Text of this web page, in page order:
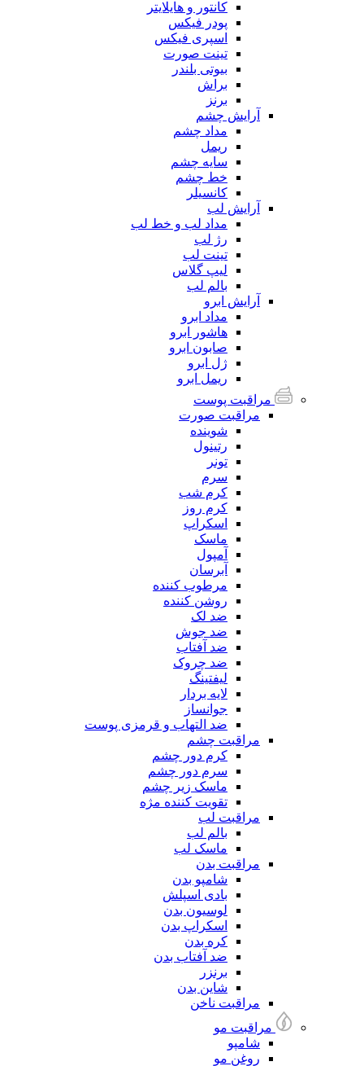
کانتور و هایلایتر
پودر فیکس
اسپری فیکس
تینت صورت
بیوتی بلندر
براش
برنز
آرایش چشم
مداد چشم
ریمل
سایه چشم
خط چشم
کانسیلر
آرایش لب
مداد لب و خط لب
رژ لب
تینت لب
لیپ گلاس
بالم لب
آرایش ابرو
مداد ابرو
هاشور ابرو
صابون ابرو
ژل ابرو
ریمل ابرو
مراقبت پوست
مراقبت صورت
شوینده
رتینول
تونر
سرم
کرم شب
کرم روز
اسکراپ
ماسک
آمپول
آبرسان
مرطوب کننده
روشن کننده
ضد لک
ضد جوش
ضد آفتاب
ضد چروک
لیفتینگ
لایه بردار
جوانساز
ضد التهاب و قرمزی پوست
مراقبت چشم
کرم دور چشم
سرم دور چشم
ماسک زیر چشم
تقویت کننده مژه
مراقبت لب
بالم لب
ماسک لب
مراقبت بدن
شامپو بدن
بادی اسپلش
لوسیون بدن
اسکراپ بدن
کره بدن
ضد آفتاب بدن
برنزر
شاین بدن
مراقبت ناخن
مراقبت مو
شامپو
روغن مو